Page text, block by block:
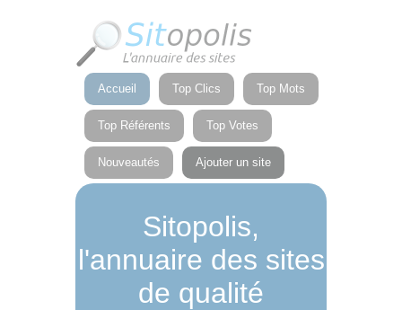
Accueil Top Clics Top Mots
Top Référents Top Votes
Nouveautés Ajouter un site
Sitopolis,
l'annuaire des sites
de qualité